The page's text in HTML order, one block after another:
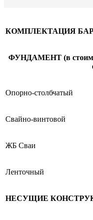
КОМПЛЕКТАЦИЯ
ФУНДАМЕНТ (в
Опорно-столбчатый
Свайно-винтовой
ЖБ Сваи
Ленточный
НЕСУЩИЕ